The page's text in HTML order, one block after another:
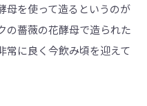
母を使って造るというのが
の薔薇の花酵母で造られた
常に良く今飲み頃を迎えて